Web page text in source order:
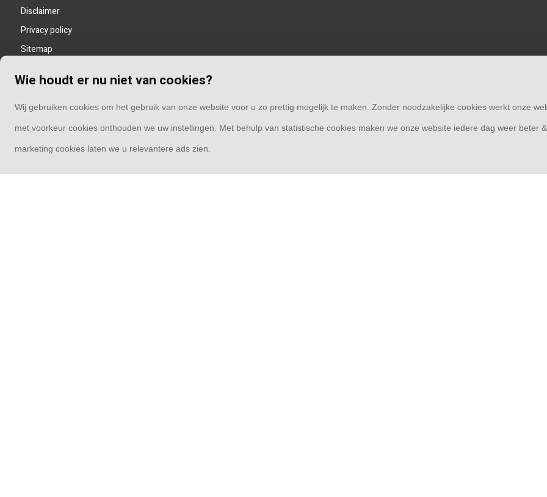
Disclaimer
Privacy policy
Sitemap
Wie houdt er nu niet van cookies?
Wij gebruiken cookies om het gebruik van onze website voor u zo prettig mogelijk te maken. Zonder noodzakelijke cookies werkt onze
met voorkeur cookies onthouden we uw instellingen. Met behulp van statistische cookies maken we onze website iedere dag weer beter
marketing cookies laten we u relevantere ads zien.